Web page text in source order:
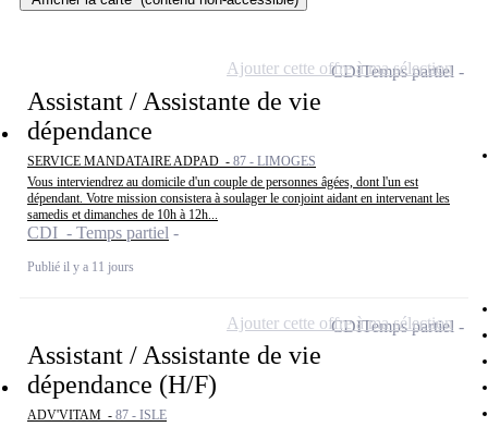
Assistant / Assistante de vie
dépendance
SERVICE MANDATAIRE ADPAD - 87 - LIMOGES
Vous interviendrez au domicile d'un couple de personnes âgées, dont l'un est
dépendant. Votre mission consistera à soulager le conjoint aidant en intervenant les
samedis et dimanches de 10h à 12h...
CDI - Temps partiel
Publié il y a 11 jours
CDITemps partiel
Ajouter cette offre à ma sélection
Assistant / Assistante de vie
dépendance (H/F)
ADV'VITAM - 87 - ISLE
CDITemps partiel
Ajouter cette offre à ma sélection